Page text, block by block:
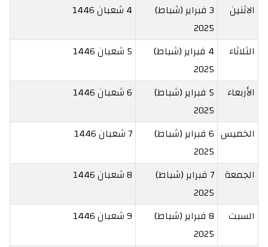
الاثنين
3 فبراير (شباط)
2025
4 شعبان 1446
الثلاثاء
4 فبراير (شباط)
2025
5 شعبان 1446
الأربعاء
5 فبراير (شباط)
2025
6 شعبان 1446
الخميس
6 فبراير (شباط)
2025
7 شعبان 1446
الجمعة
7 فبراير (شباط)
2025
8 شعبان 1446
السبت
8 فبراير (شباط)
2025
9 شعبان 1446